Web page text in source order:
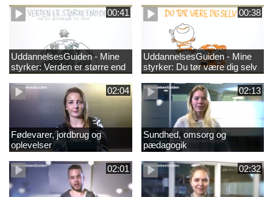
00:41
UddannelsesGuiden - Mine
styrker: Verden er større end
dig og du bidrager til den
00:38
UddannelsesGuiden - Mine
styrker: Du tør være dig selv
02:04
Fødevarer, jordbrug og
oplevelser
02:13
Sundhed, omsorg og
pædagogik
02:01 02:32